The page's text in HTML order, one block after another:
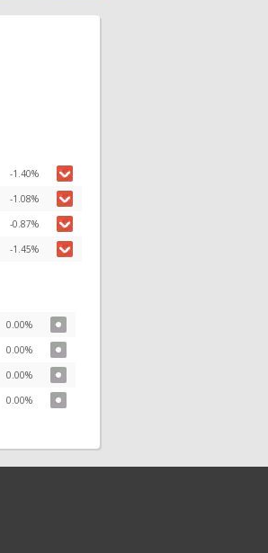
-1.40%
-1.08%
-0.87%
-1.45%
0.00%
0.00%
0.00%
0.00%